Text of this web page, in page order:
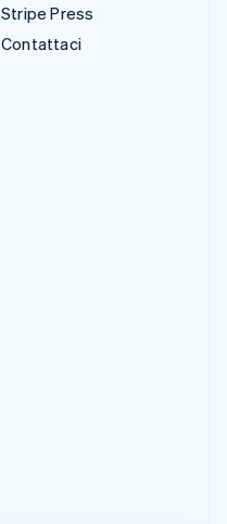
Stripe Press
Contattaci